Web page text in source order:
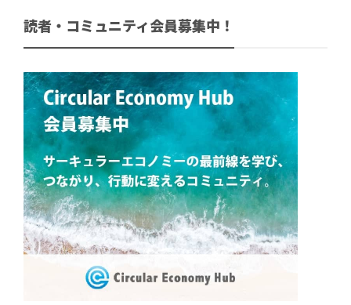
読者・コミュニティ会員募集中！